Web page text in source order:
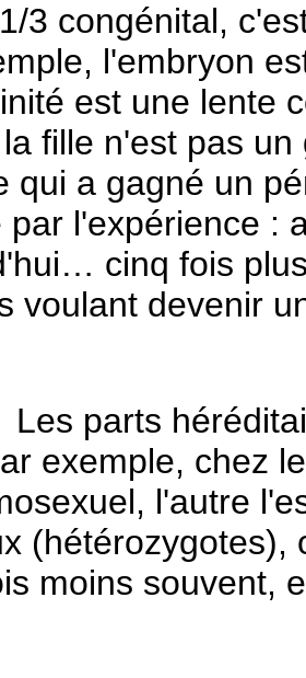
3 congénital,
l'embryon
est une lente
fille n'est pas
qui a gagné un
par l'expérience :
cinq fois
voulant devenir
héréditaire
exemple, chez
l'autre
(hétérozygotes),
moins souvent,